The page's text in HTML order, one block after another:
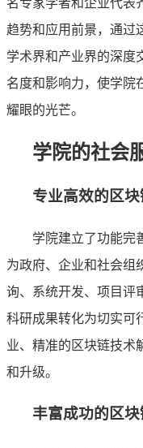
名专家学者和企业代表
趋势和应用前景，通过
学术界和产业界的深度
名度和影响力，使学院
耀眼的光芒。
学院的社会
专业高效的区
学院建立了功能完
为政府、企业和社会组
询、系统开发、项目评
科研成果转化为切实可
业、精准的区块链技术
和升级。
丰富成功的区